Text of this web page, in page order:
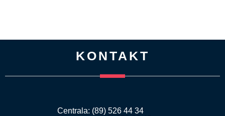
KONTAKT
Centrala: (89) 526 44 34